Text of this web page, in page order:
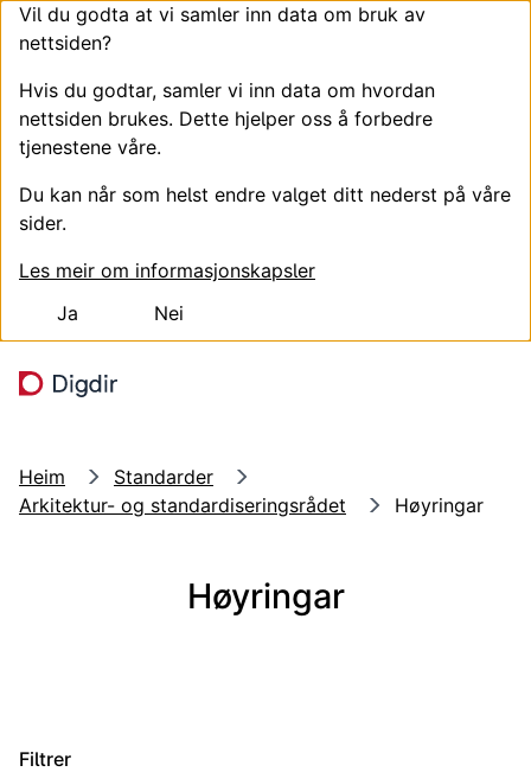
Vil du godta at vi samler inn data om bruk av
nettsiden?
Hvis du godtar, samler vi inn data om hvordan
nettsiden brukes. Dette hjelper oss å forbedre
tjenestene våre.
Du kan når som helst endre valget ditt nederst på våre
sider.
Les meir om informasjonskapsler
Ja
Nei
Heim
Standarder
Arkitektur- og standardiseringsrådet
Høyringar
Høyringar
Filtrer